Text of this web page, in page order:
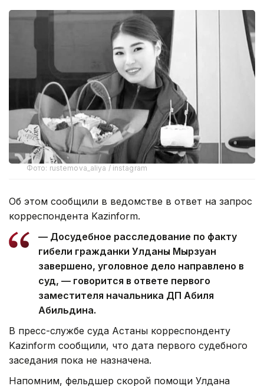
Фото: rustemova_aliya / instagram
Об этом сообщили в ведомстве в ответ на запрос
корреспондента Kazinform.
— Досудебное расследование по факту
гибели гражданки Улданы Мырзуан
завершено, уголовное дело направлено в
суд, — говорится в ответе первого
заместителя начальника ДП Абиля
Абильдина.
В пресс-службе суда Астаны корреспонденту
Kazinform сообщили, что дата первого судебного
заседания пока не назначена.
Напомним, фельдшер скорой помощи Улдана